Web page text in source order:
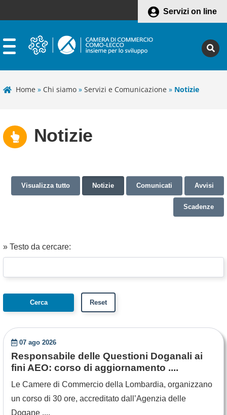
Servizi on line
Home » Chi siamo » Servizi e Comunicazione » Notizie
Notizie
Visualizza tutto Notizie Comunicati Avvisi
Scadenze
» Testo da cercare:
07 ago 2026
Responsabile delle Questioni Doganali ai
fini AEO: corso di aggiornamento ....
Le Camere di Commercio della Lombardia, organizzano
un corso di 30 ore, accreditato dall’Agenzia delle
Dogane ....